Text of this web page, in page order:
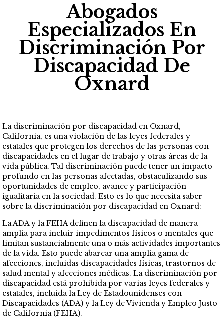
Abogados
Especializados En
Discriminación Por
Discapacidad De
Oxnard
La discriminación por discapacidad en Oxnard,
California, es una violación de las leyes federales y
estatales que protegen los derechos de las personas con
discapacidades en el lugar de trabajo y otras áreas de la
vida pública. Tal discriminación puede tener un impacto
profundo en las personas afectadas, obstaculizando sus
oportunidades de empleo, avance y participación
igualitaria en la sociedad. Esto es lo que necesita saber
sobre la discriminación por discapacidad en Oxnard:
La ADA y la FEHA definen la discapacidad de manera
amplia para incluir impedimentos físicos o mentales que
limitan sustancialmente una o más actividades importantes
de la vida. Esto puede abarcar una amplia gama de
afecciones, incluidas discapacidades físicas, trastornos de
salud mental y afecciones médicas. La discriminación por
discapacidad está prohibida por varias leyes federales y
estatales, incluida la Ley de Estadounidenses con
Discapacidades (ADA) y la Ley de Vivienda y Empleo Justo
de California (FEHA).